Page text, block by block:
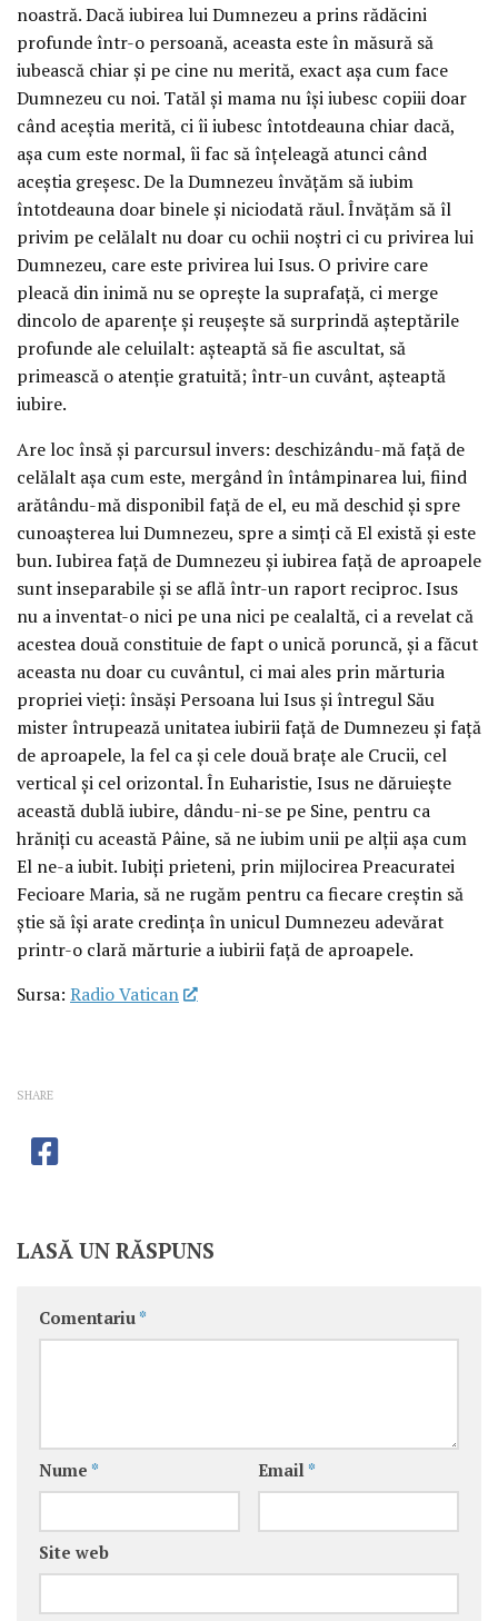
noastră. Dacă iubirea lui Dumnezeu a prins rădăcini
profunde într-o persoană, aceasta este în măsură să
iubească chiar şi pe cine nu merită, exact aşa cum face
Dumnezeu cu noi. Tatăl şi mama nu îşi iubesc copiii doar
când aceştia merită, ci îi iubesc întotdeauna chiar dacă,
aşa cum este normal, îi fac să înţeleagă atunci când
aceştia greşesc. De la Dumnezeu învăţăm să iubim
întotdeauna doar binele şi niciodată răul. Învăţăm să îl
privim pe celălalt nu doar cu ochii noştri ci cu privirea lui
Dumnezeu, care este privirea lui Isus. O privire care
pleacă din inimă nu se opreşte la suprafaţă, ci merge
dincolo de aparenţe şi reuşeşte să surprindă aşteptările
profunde ale celuilalt: aşteaptă să fie ascultat, să
primească o atenţie gratuită; într-un cuvânt, aşteaptă
iubire.
Are loc însă şi parcursul invers: deschizându-mă faţă de
celălalt aşa cum este, mergând în întâmpinarea lui, fiind
arătându-mă disponibil faţă de el, eu mă deschid şi spre
cunoaşterea lui Dumnezeu, spre a simţi că El există şi este
bun. Iubirea faţă de Dumnezeu şi iubirea faţă de aproapele
sunt inseparabile şi se află într-un raport reciproc. Isus
nu a inventat-o nici pe una nici pe cealaltă, ci a revelat că
acestea două constituie de fapt o unică poruncă, şi a făcut
aceasta nu doar cu cuvântul, ci mai ales prin mărturia
propriei vieţi: însăşi Persoana lui Isus şi întregul Său
mister întrupează unitatea iubirii faţă de Dumnezeu şi faţă
de aproapele, la fel ca şi cele două braţe ale Crucii, cel
vertical şi cel orizontal. În Euharistie, Isus ne dăruieşte
această dublă iubire, dându-ni-se pe Sine, pentru ca
hrăniţi cu această Pâine, să ne iubim unii pe alţii aşa cum
El ne-a iubit. Iubiţi prieteni, prin mijlocirea Preacuratei
Fecioare Maria, să ne rugăm pentru ca fiecare creştin să
ştie să îşi arate credinţa în unicul Dumnezeu adevărat
printr-o clară mărturie a iubirii faţă de aproapele.
Sursa: Radio Vatican
SHARE
LASĂ UN RĂSPUNS
Comentariu *
Nume * Email *
Site web